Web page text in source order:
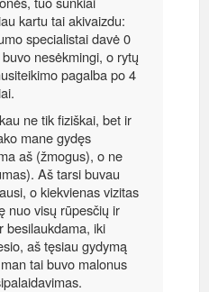
kartu tai akivaizdu:
specialistai davė 0
nesėkmingi, o rytų
pagalba po 4
ne tik fiziškai, bet ir
mane gydęs
aš (žmogus), o ne
Aš tarsi buvau
o kiekvienas vizitas
nuo visų rūpesčių ir
besilaukdama, iki
aš tęsiau gydymą
tai buvo malonus